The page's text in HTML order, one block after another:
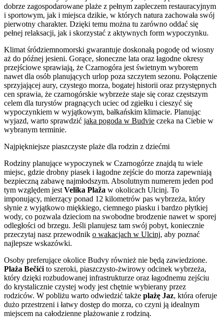
dobrze zagospodarowane plaże z pełnym zapleczem restauracyjnym
i sportowym, jak i miejsca dzikie, w których natura zachowała swój
pierwotny charakter. Dzięki temu można tu zarówno oddać się
pełnej relaksacji, jak i skorzystać z aktywnych form wypoczynku.
Klimat śródziemnomorski gwarantuje doskonałą pogodę od wiosny
aż do późnej jesieni. Gorące, słoneczne lata oraz łagodne okresy
przejściowe sprawiają, że Czarnogóra jest świetnym wyborem
nawet dla osób planujących urlop poza szczytem sezonu. Połączenie
sprzyjającej aury, czystego morza, bogatej historii oraz przystępnych
cen sprawia, że czarnogórskie wybrzeże staje się coraz częstszym
celem dla turystów pragnących uciec od zgiełku i cieszyć się
wypoczynkiem w wyjątkowym, bałkańskim klimacie. Planując
wyjazd, warto sprawdzić jaka pogoda w Budvie czeka na Ciebie w
wybranym terminie.
Najpiękniejsze piaszczyste plaże dla rodzin z dziećmi
Rodziny planujące wypoczynek w Czarnogórze znajdą tu wiele
miejsc, gdzie drobny piasek i łagodne zejście do morza zapewniają
bezpieczną zabawę najmłodszym. Absolutnym numerem jeden pod
tym względem jest Velika Plaža w okolicach Ulcinj. To
imponujący, mierzący ponad 12 kilometrów pas wybrzeża, który
słynie z wyjątkowo miękkiego, ciemnego piasku i bardzo płytkiej
wody, co pozwala dzieciom na swobodne brodzenie nawet w sporej
odległości od brzegu. Jeśli planujesz tam swój pobyt, koniecznie
przeczytaj nasz przewodnik o wakacjach w Ulcinj, aby poznać
najlepsze wskazówki.
Osoby preferujące okolice Budvy również nie będą zawiedzione.
Plaża Bečići to szeroki, piaszczysto-żwirowy odcinek wybrzeża,
który dzięki rozbudowanej infrastrukturze oraz łagodnemu zejściu
do krystalicznie czystej wody jest chętnie wybierany przez
rodziców. W pobliżu warto odwiedzić także plażę Jaz, która oferuje
dużo przestrzeni i łatwy dostęp do morza, co czyni ją idealnym
miejscem na całodzienne plażowanie z rodziną.